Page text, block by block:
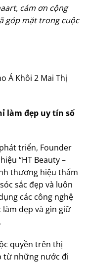
cám ơn cộng
góp mặt trong cuộc
Á Khôi 2 Mai Thị
làm đẹp uy tín số
triển, Founder
“HT Beauty –
thương hiệu thẩm
sắc đẹp và luôn
các công nghệ
đẹp và gìn giữ
quyền trên thị
từ những nước đi